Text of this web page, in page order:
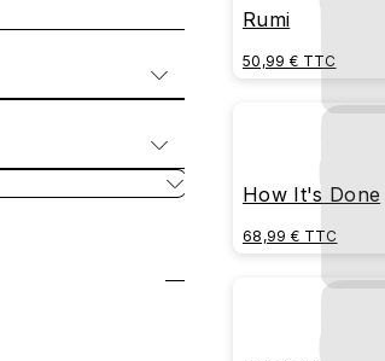
Rumi
50,99 € TTC
How It's Done
68,99 € TTC